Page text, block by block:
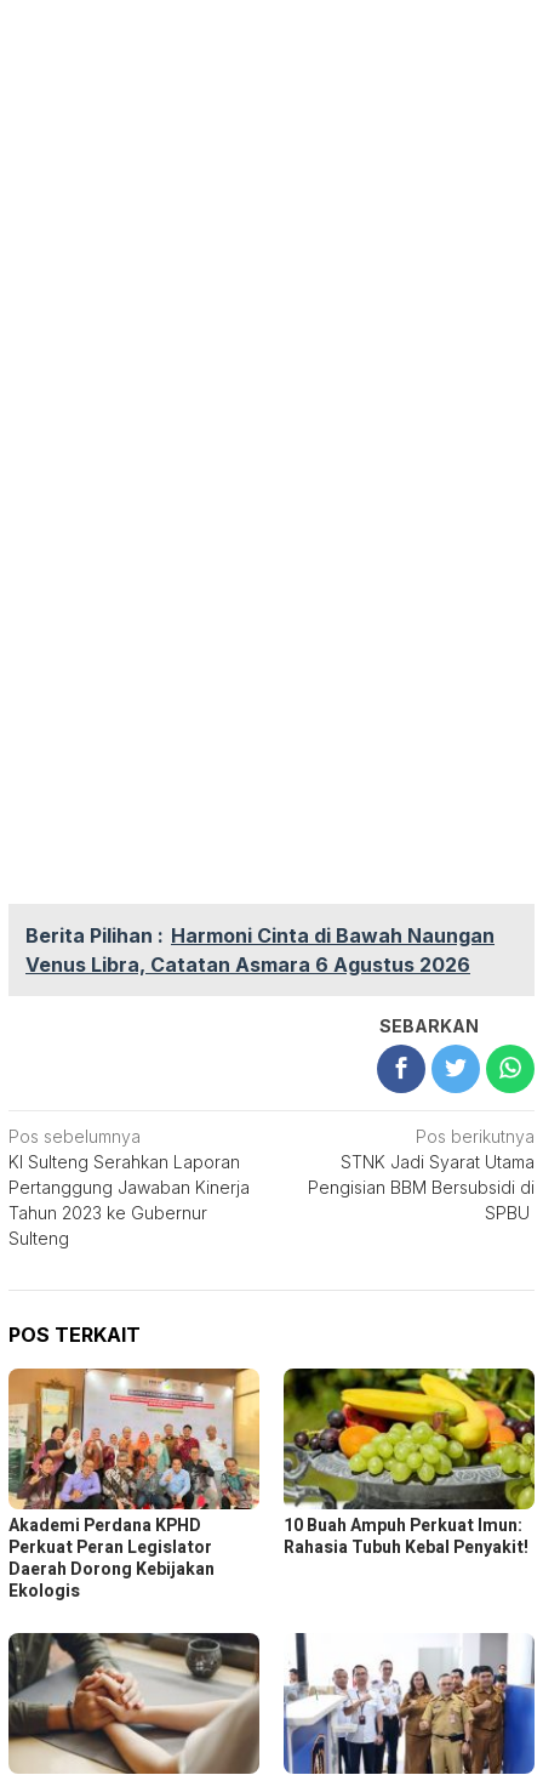
Berita Pilihan : Harmoni Cinta di Bawah Naungan
Venus Libra, Catatan Asmara 6 Agustus 2026
SEBARKAN
Navigasi
pos
Pos sebelumnya
KI Sulteng Serahkan Laporan
Pertanggung Jawaban Kinerja
Tahun 2023 ke Gubernur
Sulteng
Pos berikutnya
STNK Jadi Syarat Utama
Pengisian BBM Bersubsidi di
SPBU
POS TERKAIT
Akademi Perdana KPHD
Perkuat Peran Legislator
Daerah Dorong Kebijakan
Ekologis
10 Buah Ampuh Perkuat Imun:
Rahasia Tubuh Kebal Penyakit!